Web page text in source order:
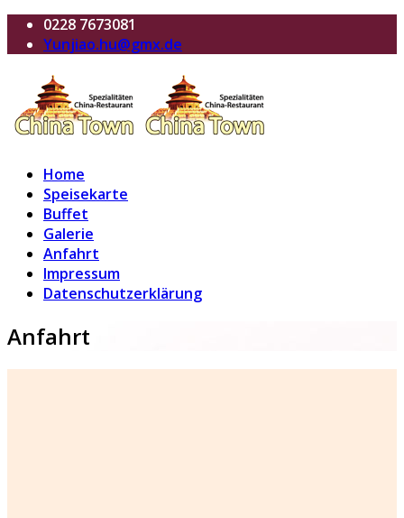
0228 7673081
Yunjiao.hu@gmx.de
Home
Speisekarte
Buffet
Galerie
Anfahrt
Impressum
Datenschutzerklärung
Anfahrt